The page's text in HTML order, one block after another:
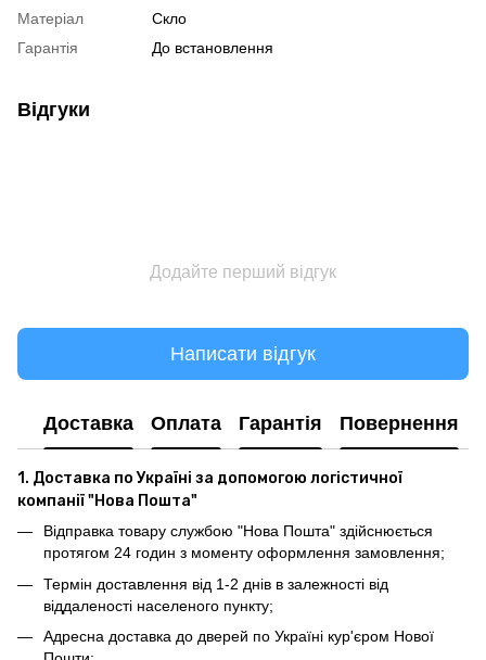
Матеріал
Скло
Гарантія
До встановлення
Відгуки
Додайте перший відгук
Написати відгук
Доставка Оплата Гарантія Повернення
1. Доставка по Україні за допомогою логістичної
компанії "Нова Пошта"
Відправка товару службою "Нова Пошта" здійснюється
протягом 24 годин з моменту оформлення замовлення;
Термін доставлення від 1-2 днів в залежності від
віддаленості населеного пункту;
Адресна доставка до дверей по Україні кур'єром Нової